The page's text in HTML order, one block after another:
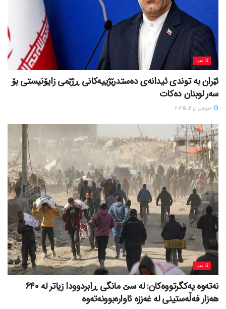
ئاسیا
ئێران بە توندی ئیدانەی دەستدرێژییەکانی ڕژێمی زایۆنیستی بۆ
سەر لوبنان دەکات
حوزه‌یران 6, 2025
ئاسیا
نەتەوە یەکگرتووەکان: لە سێ مانگی ڕابردوودا زیاتر لە 640
هەزار فەڵەستینی لە غەززە ئاوارەبوونەتەوە